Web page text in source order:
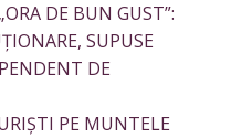
DE BUN GUST”:
SUPUSE
DE
PE MUNTELE